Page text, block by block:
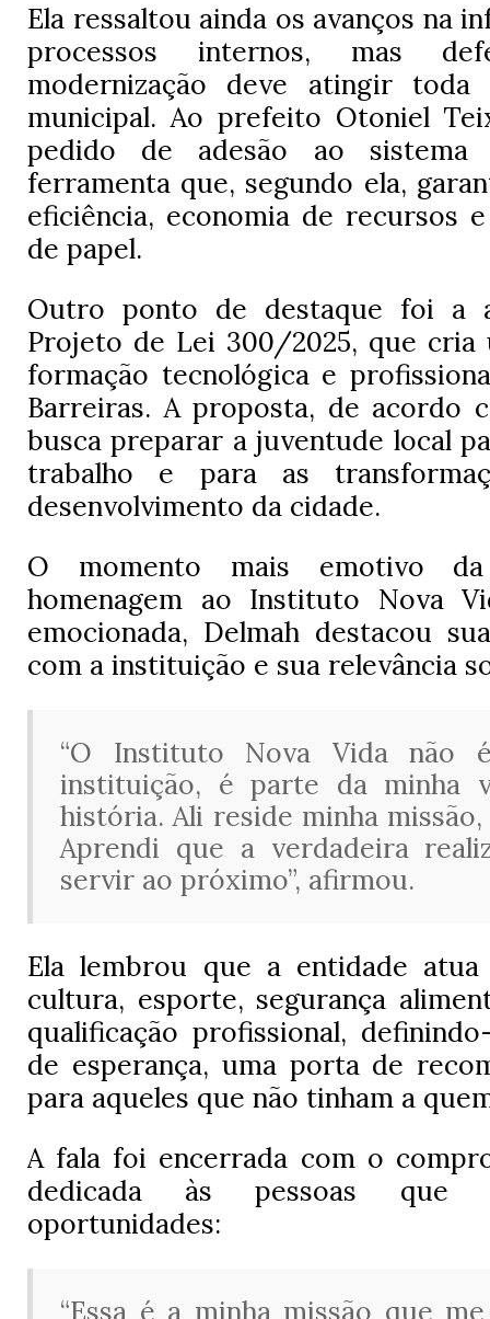
Ela ressaltou ainda os avanços na
processos internos, mas
modernização deve atingir toda
municipal. Ao prefeito Otoniel
pedido de adesão ao sistema
ferramenta que, segundo ela,
eficiência, economia de recursos
de papel.
Outro ponto de destaque foi a
Projeto de Lei 300/2025, que cria
formação tecnológica e
Barreiras. A proposta, de acordo
busca preparar a juventude local
trabalho e para as
desenvolvimento da cidade.
O momento mais emotivo
homenagem ao Instituto Nova
emocionada, Delmah destacou
com a instituição e sua relevância
“O Instituto Nova Vida não
instituição, é parte da minha
história. Ali reside minha
Aprendi que a verdadeira
servir ao próximo”, afirmou.
Ela lembrou que a entidade
cultura, esporte, segurança
qualificação profissional,
de esperança, uma porta de
para aqueles que não tinham a
A fala foi encerrada com o
dedicada às pessoas que
oportunidades:
“Essa é a minha missão que